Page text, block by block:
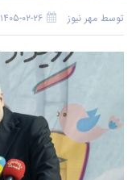
توسط مهر نیوز ۱۴۰۵-۰۲-۲۶